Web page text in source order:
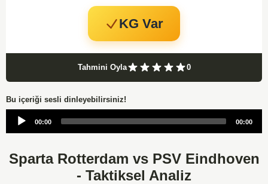
KG Var
Tahmini Oyla 0
Bu içeriği sesli dinleyebilirsiniz!
Audio
00:00 00:00
Sparta Rotterdam vs PSV Eindhoven
- Taktiksel Analiz